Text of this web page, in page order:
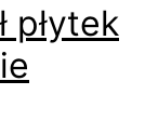
płytek